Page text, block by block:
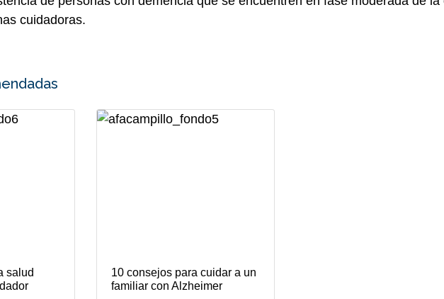
cuidadoras.
salud
10 consejos para cuidar a un
familiar con Alzheimer